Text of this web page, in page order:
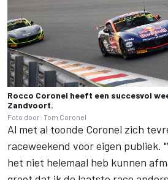
Rocco Coronel heeft een succesvol
Zandvoort.
Foto door: Tom Coronel
Al met al toonde Coronel zich
raceweekend voor eigen publiek.
het niet helemaal heb kunnen